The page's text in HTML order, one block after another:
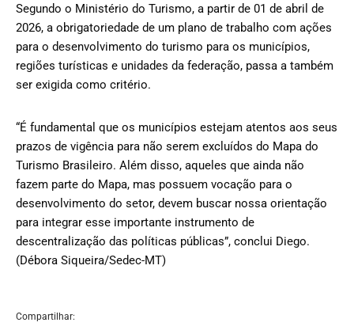
Segundo o Ministério do Turismo, a partir de 01 de abril de
2026, a obrigatoriedade de um plano de trabalho com ações
para o desenvolvimento do turismo para os municípios,
regiões turísticas e unidades da federação, passa a também
ser exigida como critério.
“É fundamental que os municípios estejam atentos aos seus
prazos de vigência para não serem excluídos do Mapa do
Turismo Brasileiro. Além disso, aqueles que ainda não
fazem parte do Mapa, mas possuem vocação para o
desenvolvimento do setor, devem buscar nossa orientação
para integrar esse importante instrumento de
descentralização das políticas públicas”, conclui Diego.
(Débora Siqueira/Sedec-MT)
Compartilhar: